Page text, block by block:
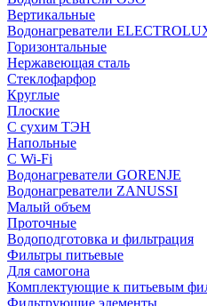
Вертикальные
Водонагреватели
Горизонтальные
Нержавеющая сталь
Стеклофарфор
Круглые
Плоские
С сухим ТЭН
Напольные
С Wi-Fi
Водонагреватели GORENJE
Водонагреватели ZANUSSI
Малый объем
Проточные
Водоподготовка и фильтрация
Фильтры питьевые
Для самогона
Комплектующие к питьевым
Фильтрующие элементы